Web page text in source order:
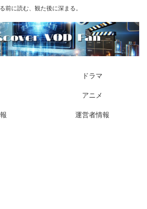
前に読む、観た後に深まる。
ドラマ
アニメ
運営者情報